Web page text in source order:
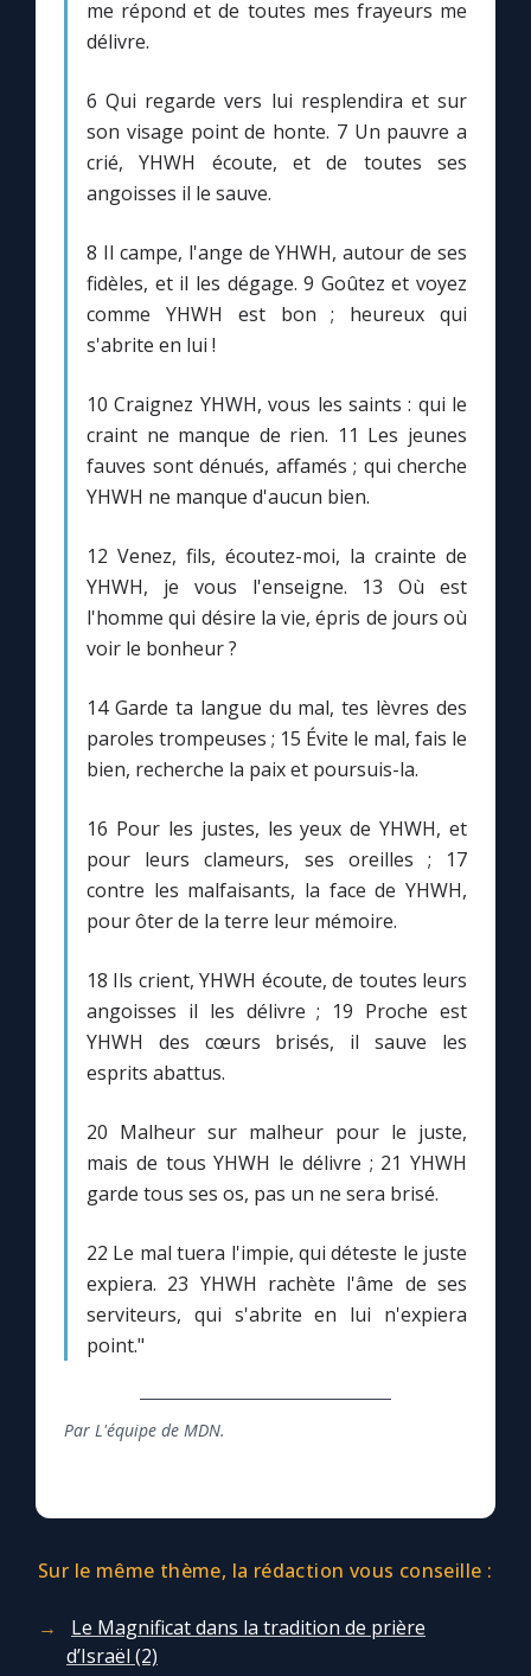
1000 Raisons de Croire
Chapelet pour le monde
Contact
Marie de Nazareth
me répond et de toutes mes frayeurs me
délivre.
6 Qui regarde vers lui resplendira et sur
son visage point de honte. 7 Un pauvre a
crié, YHWH écoute, et de toutes ses
angoisses il le sauve.
8 Il campe, l'ange de YHWH, autour de ses
fidèles, et il les dégage. 9 Goûtez et voyez
comme YHWH est bon ; heureux qui
s'abrite en lui !
10 Craignez YHWH, vous les saints : qui le
craint ne manque de rien. 11 Les jeunes
fauves sont dénués, affamés ; qui cherche
YHWH ne manque d'aucun bien.
12 Venez, fils, écoutez-moi, la crainte de
YHWH, je vous l'enseigne. 13 Où est
l'homme qui désire la vie, épris de jours où
voir le bonheur ?
14 Garde ta langue du mal, tes lèvres des
paroles trompeuses ; 15 Évite le mal, fais le
bien, recherche la paix et poursuis-la.
16 Pour les justes, les yeux de YHWH, et
pour leurs clameurs, ses oreilles ; 17
contre les malfaisants, la face de YHWH,
pour ôter de la terre leur mémoire.
18 Ils crient, YHWH écoute, de toutes leurs
angoisses il les délivre ; 19 Proche est
YHWH des cœurs brisés, il sauve les
esprits abattus.
20 Malheur sur malheur pour le juste,
mais de tous YHWH le délivre ; 21 YHWH
garde tous ses os, pas un ne sera brisé.
22 Le mal tuera l'impie, qui déteste le juste
expiera. 23 YHWH rachète l'âme de ses
serviteurs, qui s'abrite en lui n'expiera
point."
Par L'équipe de MDN.
Sur le même thème, la rédaction vous conseille :
Le Magnificat dans la tradition de prière
d’Israël (2)